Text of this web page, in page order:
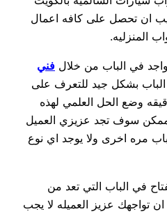
ان تحصل على كافه اعمال
المنزليه.
في الباب من خلال فني
بشكل جيد للتعرف على
وضع الحل العلمي لهذه
سوف تجد عزيزي العميل
مره اخرى ولا يوجد اي نوع
في الباب التي تعد من
تواجهك عزيز العميله لا يجب